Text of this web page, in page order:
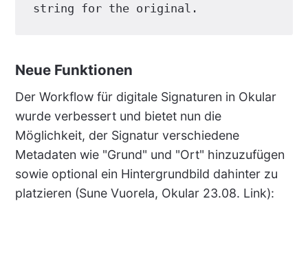
string for the original.
Neue Funktionen
Der Workflow für digitale Signaturen in Okular
wurde verbessert und bietet nun die
Möglichkeit, der Signatur verschiedene
Metadaten wie "Grund" und "Ort" hinzuzufügen
sowie optional ein Hintergrundbild dahinter zu
platzieren (Sune Vuorela, Okular 23.08. Link):